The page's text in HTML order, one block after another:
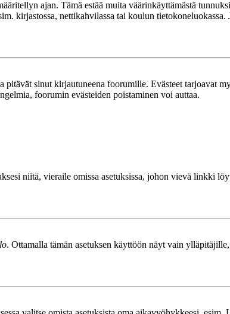
ajan. Tämä estää muita väärinkäyttämästä
kirjastossa, nettikahvilassa tai koulun
sinut kirjautuneena foorumille. Evästeet tarjoavat
foorumin evästeiden poistaminen voi auttaa.
niitä, vieraile omissa asetuksissa, johon vievä linkki
. Ottamalla tämän asetuksen käyttöön näyt vain